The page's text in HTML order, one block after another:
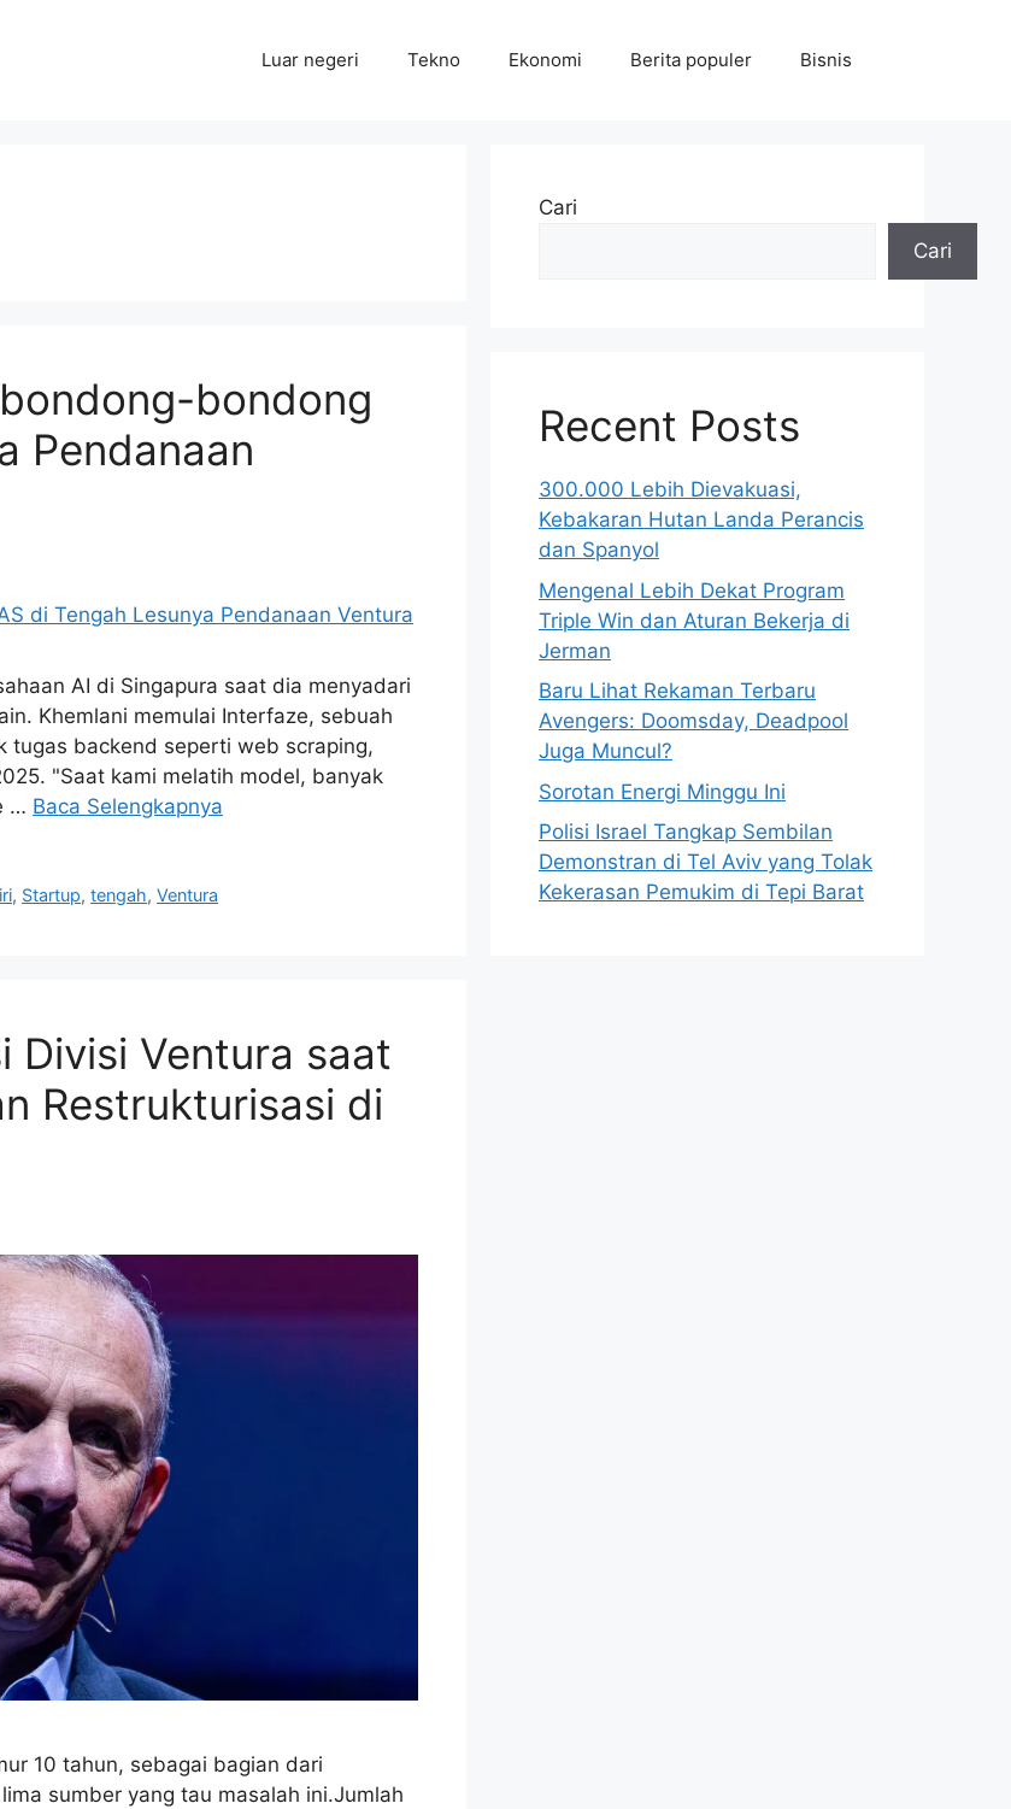
Luar negeri Tekno Ekonomi Berita populer Bisnis
bondong
Pendanaan
AI di Singapura saat dia menyadari
Khemlani memulai Interfaze, sebuah
tugas backend seperti web scraping,
"Saat kami melatih model, banyak
… Baca Selengkapnya
, Startup,tengah,Ventura
Divisi Ventura saat
Restrukturisasi di
10 tahun, sebagai bagian dari
sumber yang tau masalah ini.Jumlah
Cari
Cari
Recent Posts
300.000 Lebih Dievakuasi,
Kebakaran Hutan Landa Perancis
dan Spanyol
Mengenal Lebih Dekat Program
Triple Win dan Aturan Bekerja di
Jerman
Baru Lihat Rekaman Terbaru
Avengers: Doomsday, Deadpool
Juga Muncul?
Sorotan Energi Minggu Ini
Polisi Israel Tangkap Sembilan
Demonstran di Tel Aviv yang Tolak
Kekerasan Pemukim di Tepi Barat